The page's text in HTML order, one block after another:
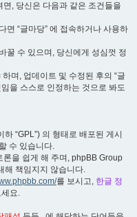
면, 당신은 다음과 같은 조건들을
면 “글마당” 에 접속하거나 사용하
꿀 수 있으며, 당신에게 성심껏 정
며, 업데이트 및 수정된 후의 “글
을 스스로 인정하는 것으로 봐도
하 “GPL”) 의 형태로 배포된 게시
수 있습니다.
을 쉽게 해 주며, phpBB Group
해 책임지지 않습니다.
를 보시고, 한글 정
요.